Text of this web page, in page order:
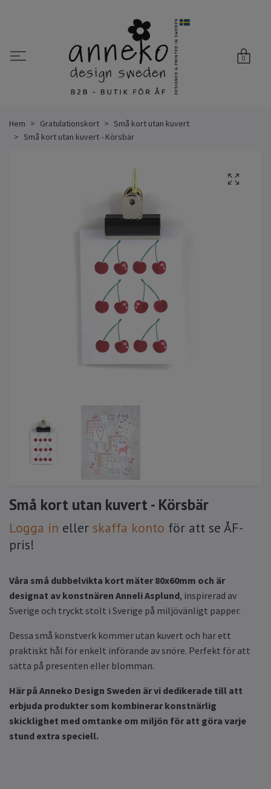
0
Hem Gratulationskort
Små kort utan kuvert
Små kort utan kuvert - Körsbär
Små kort utan kuvert - Körsbär
Logga in eller skaffa konto för att se ÅF-
pris!
Våra små dubbelvikta kort mäter 80x60mm och är
designat av konstnären Anneli Asplund, inspirerad av
Sverige och tryckt stolt i Sverige på miljövänligt papper.
Dessa små konstverk kommer utan kuvert och har ett
praktiskt hål för enkelt införande av snöre. Perfekt för att
sätta på presenten eller blomman.
Här på Anneko Design Sweden är vi dedikerade till att
erbjuda produkter som kombinerar konstnärlig
skicklighet med omtanke om miljön för att göra varje
stund extra speciell.